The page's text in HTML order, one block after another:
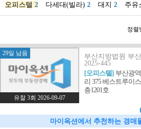
오피스텔 2 다세대(빌라) 2 대지 2 주유
정렬
29일 남음
유찰 3회 2026-09-07
부산지방법원 부
2025-445
[오피스텔] 부산광
리 375 베스트루이
층1201호
마이옥션에서 추천하는 경매